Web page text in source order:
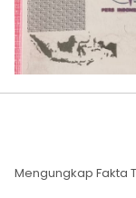
Mengungkap Fakta